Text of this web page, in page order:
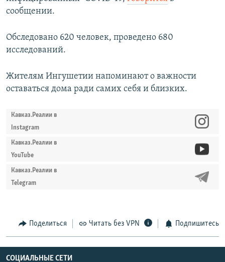
сообщении.
Обследовано 620 человек, проведено 680
исследований.
Жителям Ингушетии напоминают о важности
оставаться дома ради самих себя и близких.
Кавказ.Реалии в
Instagram
Кавказ.Реалии в
YouTube
Кавказ.Реалии в
Telegram
Поделиться Читать без VPN Подпишитесь
СОЦИАЛЬНЫЕ СЕТИ